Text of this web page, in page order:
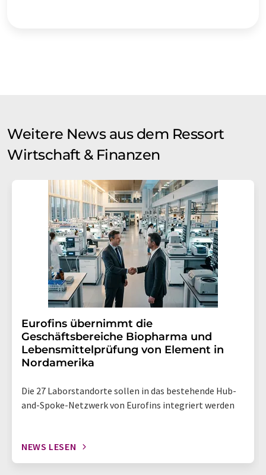
Weitere News aus dem Ressort
Wirtschaft & Finanzen
Eurofins übernimmt die
Geschäftsbereiche Biopharma und
Lebensmittelprüfung von Element in
Nordamerika
Die 27 Laborstandorte sollen in das bestehende Hub-
and-Spoke-Netzwerk von Eurofins integriert werden
NEWS LESEN